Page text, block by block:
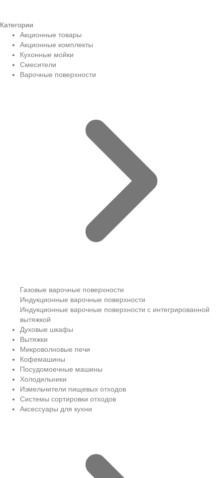
Категории
Акционные товары
Акционные комплекты
Кухонные мойки
Смесители
Варочные поверхности
Газовые варочные поверхности
Индукционные варочные поверхности
Индукционные варочные поверхности с интегрированной
вытяжкой
Духовые шкафы
Вытяжки
Микроволновые печи
Кофемашины
Посудомоечные машины
Холодильники
Измельчители пищевых отходов
Системы сортировки отходов
Аксессуары для кухни